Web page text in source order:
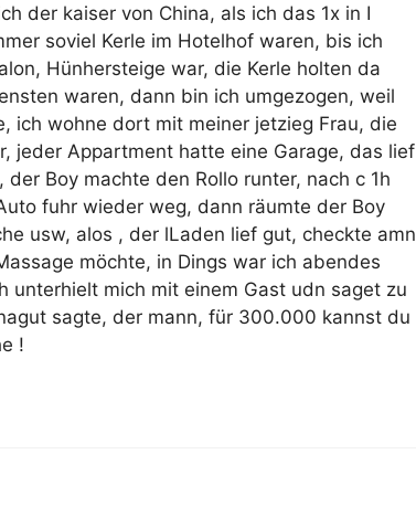
der kaiser von China, als ich das 1x in I
soviel Kerle im Hotelhof waren, bis ich
Hünhersteige war, die Kerle holten da
waren, dann bin ich umgezogen, weil
ich wohne dort mit meiner jetzieg Frau, die
jeder Appartment hatte eine Garage, das lief
Boy machte den Rollo runter, nach c 1h
fuhr wieder weg, dann räumte der Boy
usw, alos , der lLaden lief gut, checkte amn
möchte, in Dings war ich abendes
unterhielt mich mit einem Gast udn saget zu
sagte, der mann, für 300.000 kannst du
!